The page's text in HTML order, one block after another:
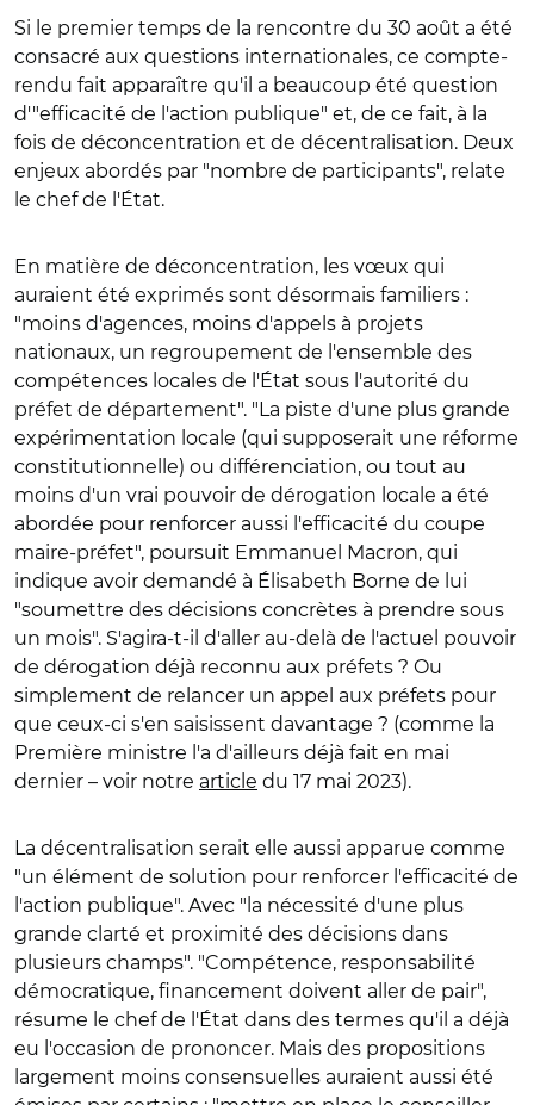
Si le premier temps de la rencontre du 30 août a été
consacré aux questions internationales, ce compte-
rendu fait apparaître qu'il a beaucoup été question
d'"efficacité de l'action publique" et, de ce fait, à la
fois de déconcentration et de décentralisation. Deux
enjeux abordés par "nombre de participants", relate
le chef de l'État.
En matière de déconcentration, les vœux qui
auraient été exprimés sont désormais familiers :
"moins d'agences, moins d'appels à projets
nationaux, un regroupement de l'ensemble des
compétences locales de l'État sous l'autorité du
préfet de département". "La piste d'une plus grande
expérimentation locale (qui supposerait une réforme
constitutionnelle) ou différenciation, ou tout au
moins d'un vrai pouvoir de dérogation locale a été
abordée pour renforcer aussi l'efficacité du coupe
maire-préfet", poursuit Emmanuel Macron, qui
indique avoir demandé à Élisabeth Borne de lui
"soumettre des décisions concrètes à prendre sous
un mois". S'agira-t-il d'aller au-delà de l'actuel pouvoir
de dérogation déjà reconnu aux préfets ? Ou
simplement de relancer un appel aux préfets pour
que ceux-ci s'en saisissent davantage ? (comme la
Première ministre l'a d'ailleurs déjà fait en mai
dernier – voir notre article du 17 mai 2023).
La décentralisation serait elle aussi apparue comme
"un élément de solution pour renforcer l'efficacité de
l'action publique". Avec "la nécessité d'une plus
grande clarté et proximité des décisions dans
plusieurs champs". "Compétence, responsabilité
démocratique, financement doivent aller de pair",
résume le chef de l'État dans des termes qu'il a déjà
eu l'occasion de prononcer. Mais des propositions
largement moins consensuelles auraient aussi été